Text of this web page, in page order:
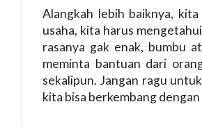
Alangkah lebih baiknya,
usaha, kita harus
rasanya gak enak, bumbu
meminta bantuan dari
sekalipun. Jangan ragu
kita bisa berkembang dengan